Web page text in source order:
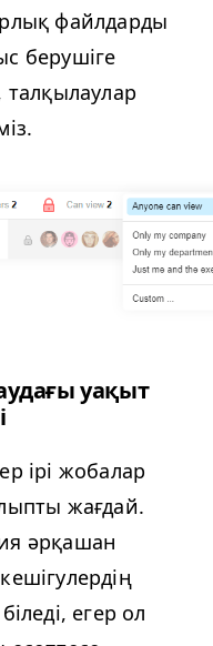
файлдарды
берушіге
талқылаулар
уақыт
ірі жобалар
жағдай.
әрқашан
егер ол